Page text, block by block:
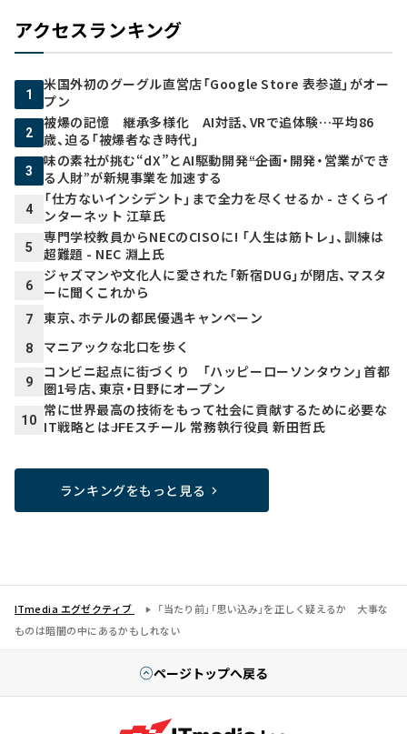
アクセスランキング
1
米国外初のグーグル直営店「Google Store 表参道」がオー
プン
2
被爆の記憶 継承多様化 AI対話、VRで追体験…平均86
歳、迫る「被爆者なき時代」
3
味の素社が挑む“dX”とAI駆動開発――“企画・開発・営業ができ
る人財”が新規事業を加速する
4
「仕方ないインシデント」まで全力を尽くせるか - さくらイ
ンターネット 江草氏
5
専門学校教員からNECのCISOに! 「人生は筋トレ」、訓練は
超難題 - NEC 淵上氏
6
ジャズマンや文化人に愛された「新宿DUG」が閉店、マスタ
ーに聞くこれから
7 東京、ホテルの都民優遇キャンペーン
8 マニアックな北口を歩く
9
コンビニ起点に街づくり 「ハッピーローソンタウン」首都
圏1号店、東京・日野にオープン
10
常に世界最高の技術をもって社会に貢献するために必要な
IT戦略とは――JFEスチール 常務執行役員 新田哲氏
ランキングをもっと見る
ITmedia エグゼクティブ
「当たり前」「思い込み」を正しく疑えるか 大事な
ものは暗闇の中にあるかもしれない
ページトップへ戻る